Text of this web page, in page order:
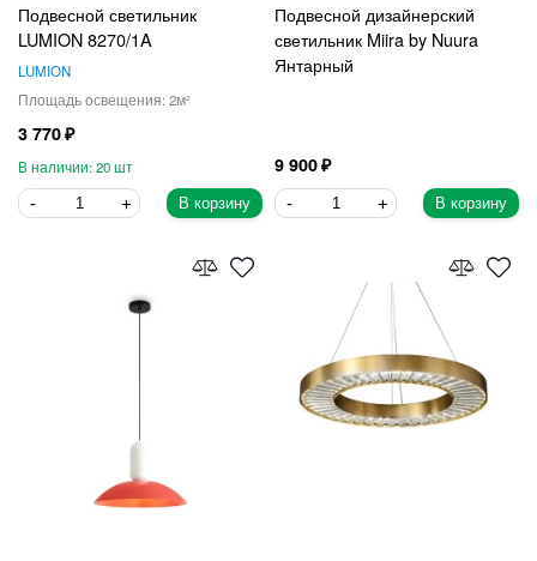
Подвесной светильник
LUMION 8270/1A
LUMION
2
3 770
20
В корзину
Подвесной дизайнерский
светильник Miira by Nuura
Янтарный
9 900
В корзину